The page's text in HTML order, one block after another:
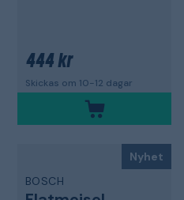
444 kr
Skickas om 10-12 dagar
Nyhet
BOSCH